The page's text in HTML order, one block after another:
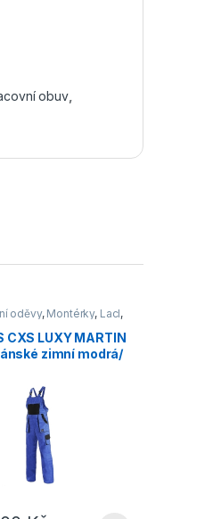
obuv,
oděvy, Montérky, Lacl,
CXS LUXY MARTIN
zimní modrá/